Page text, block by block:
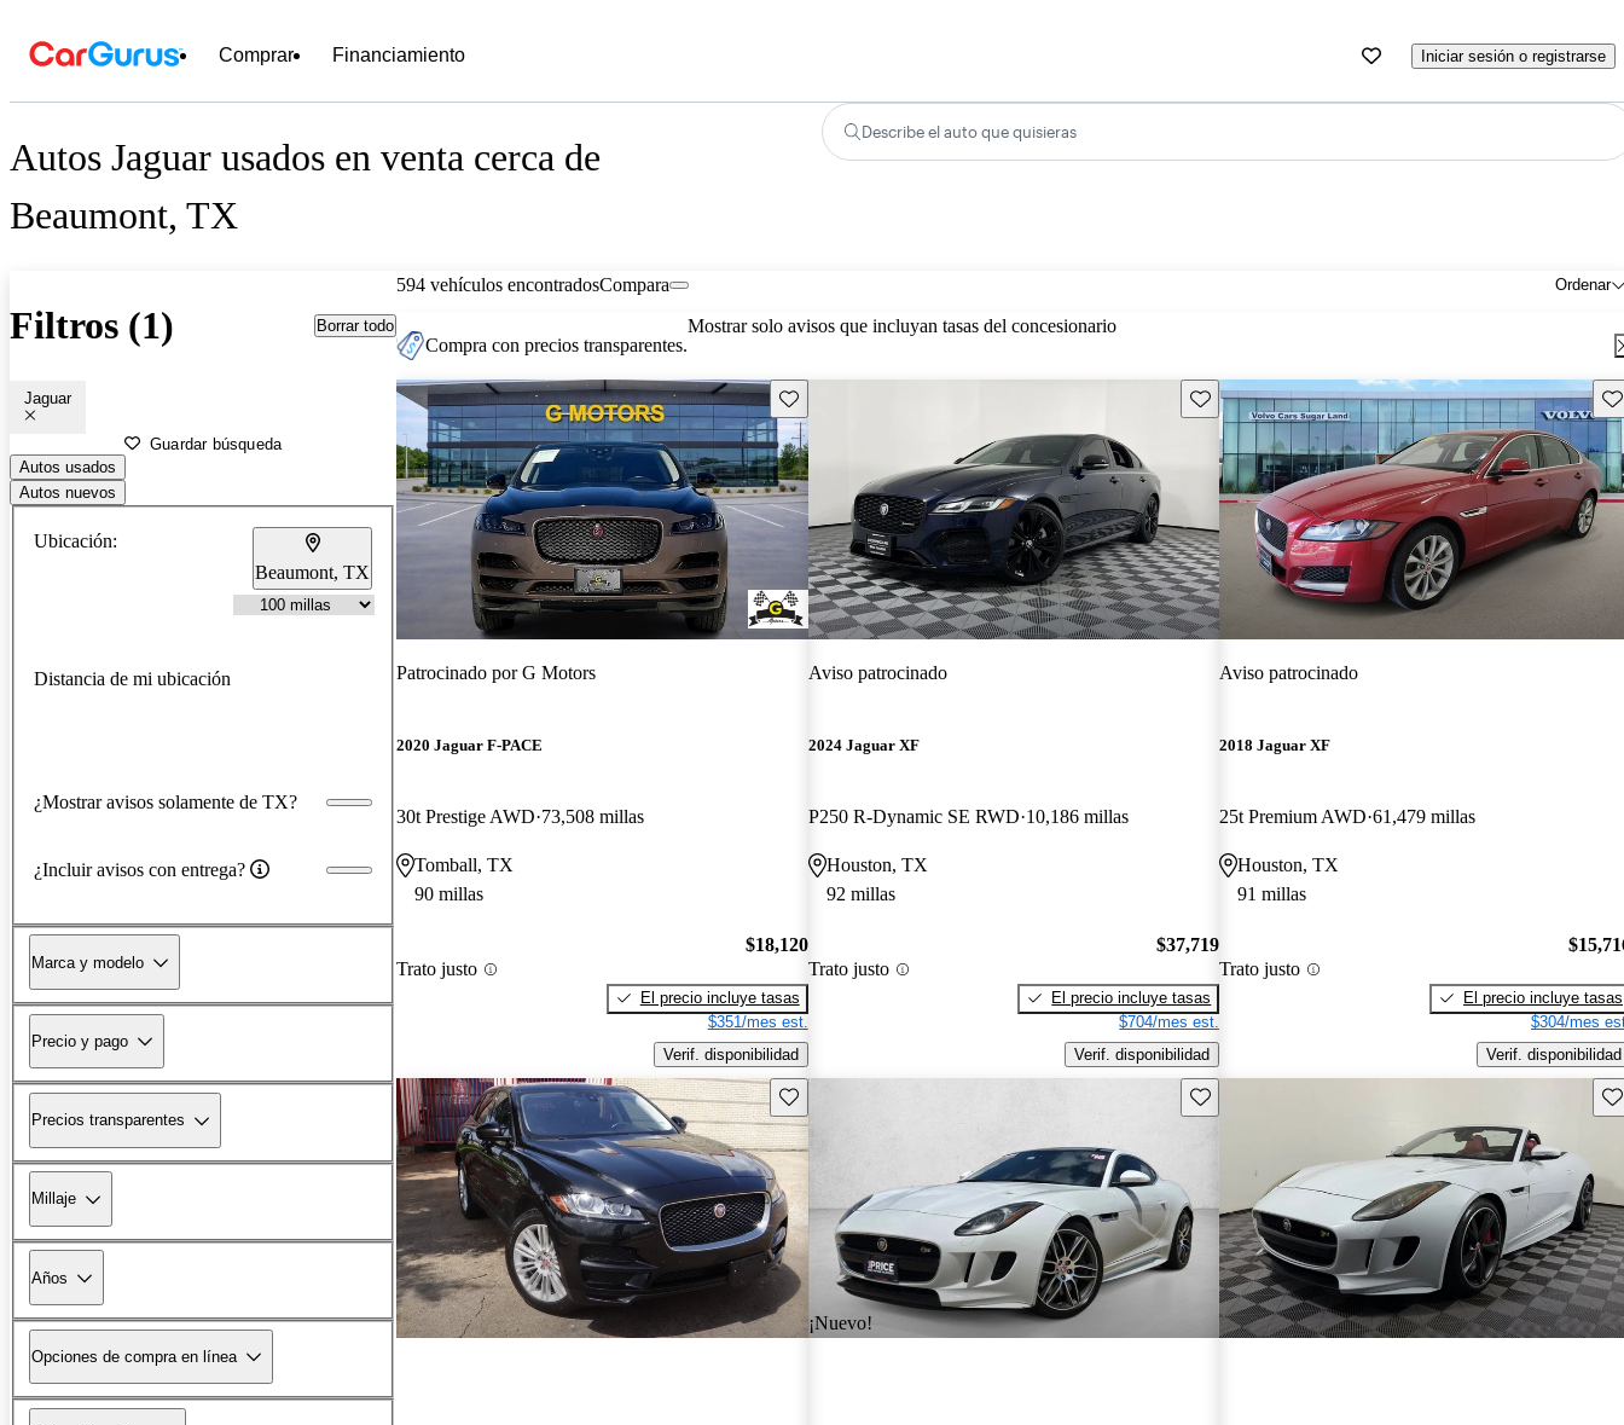
Comprar Financiamiento Iniciar sesión o registrarse
Autos Jaguar usados en venta cerca de
Beaumont, TX
Describe el auto que quisieras
Filtros (1) Borrar todo
Jaguar
Guardar búsqueda
Autos usados
Autos nuevos
Ubicación:
Beaumont, TX
Distancia de mi ubicación
¿Mostrar avisos solamente de TX?
¿Incluir avisos con entrega?
Marca y modelo
Precio y pago
Precios transparentes
Millaje
Años
Opciones de compra en línea
594 vehículos encontrados Ordenar
Compara
Compra con precios transparentes.
Mostrar solo avisos que incluyan tasas del concesionario
Guarda este Aviso
Patrocinado porG Motors
2020 Jaguar F-PACE
30t Prestige AWD 73,508 millas
Tomball, TX
90 millas
Trato justo
$18,120
El precio incluye tasas
$351/mes est.
Verif. disponibilidad
Guarda este Aviso
Aviso patrocinado
2024 Jaguar XF
P250 R-Dynamic SE RWD 10,186 millas
Houston, TX
92 millas
Trato justo
$37,719
El precio incluye tasas
$704/mes est.
Verif. disponibilidad
Aviso patrocinado
2018 Jaguar XF
25t Premium AWD 61,479 millas
Houston, TX
91 millas
Trato justo
El precio incluye tasas
$304/mes
Verif. disponibilidad
Guarda este Aviso
¡Nuevo!
Guarda este Aviso